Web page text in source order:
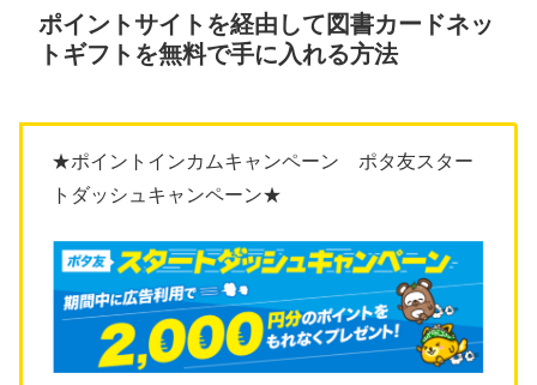
ポイントサイトを経由して図書カードネッ
トギフトを無料で手に入れる方法
★ポイントインカムキャンペーン ポタ友スター
トダッシュキャンペーン★